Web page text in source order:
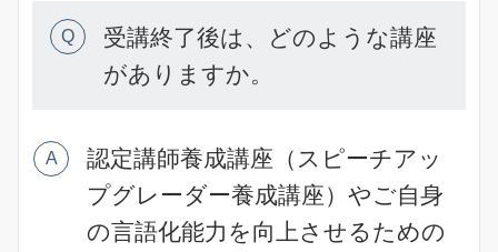
Q
受講終了後は、どのような講座
がありますか。
A
認定講師養成講座（スピーチアッ
プグレーダー養成講座）やご自身
の言語化能力を向上させるための